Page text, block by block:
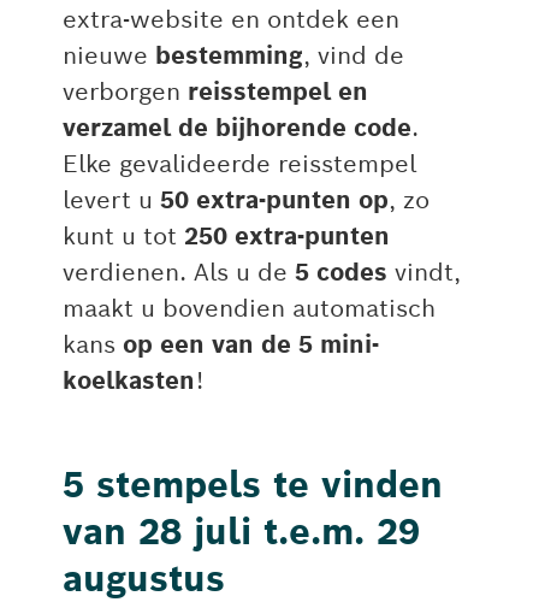
extra-website en ontdek een ​​
nieuwe bestemming, vind de
verborgen reisstempel en
verzamel de bijhorende code.
Elke gevalideerde reisstempel
levert u 50 extra-punten op, zo
kunt u tot 250 extra-punten
verdienen. Als u de 5 codes vindt,
maakt u bovendien automatisch
kans op een van de 5 mini-
koelkasten!
5 stempels te vinden
van 28 juli t.e.m. 29
augustus